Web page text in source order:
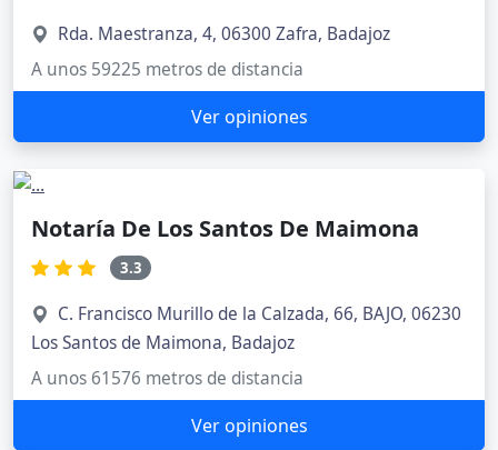
Rda. Maestranza, 4, 06300 Zafra, Badajoz
A unos 59225 metros de distancia
Ver opiniones
Notaría De Los Santos De Maimona
3.3
C. Francisco Murillo de la Calzada, 66, BAJO, 06230
Los Santos de Maimona, Badajoz
A unos 61576 metros de distancia
Ver opiniones